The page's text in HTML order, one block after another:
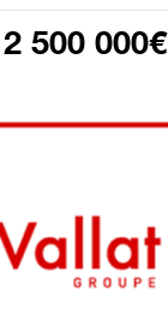
2 500 000€